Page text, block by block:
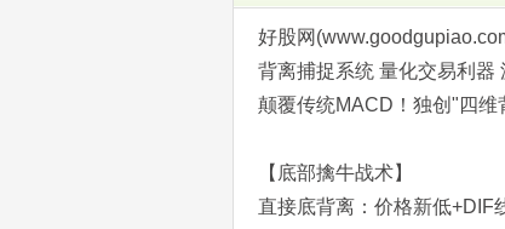
好股网
背离捕捉系统 量化交易利器
颠覆传统MACD！独创"四维
【底部擒牛战术】
直接底背离：价格新低+DIF